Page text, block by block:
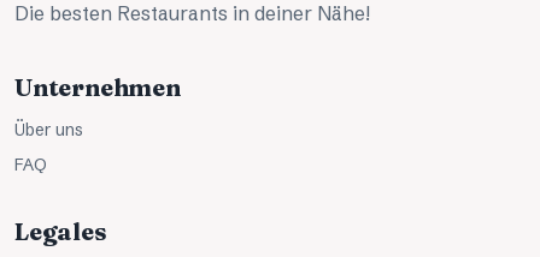
Die besten Restaurants in deiner Nähe!
Unternehmen
Über uns
FAQ
Legales